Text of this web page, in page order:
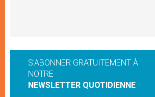
S'ABONNER GRATUITEMENT À
NOTRE
NEWSLETTER QUOTIDIENNE